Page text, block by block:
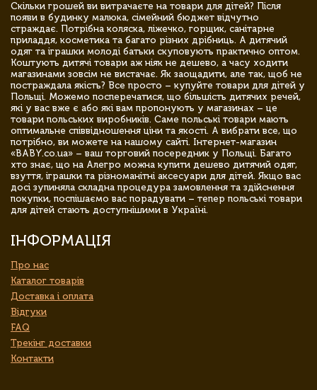
Скільки грошей ви витрачаєте на товари для дітей? Після
появи в будинку малюка, сімейний бюджет відчутно
страждає. Потрібна коляска, ліжечко, горщик, санітарне
приладдя, косметика та багато різних дрібниць. А дитячий
одяг та іграшки молоді батьки скуповують практично оптом.
Коштують дитячі товари аж ніяк не дешево, а часу ходити
магазинами зовсім не вистачає. Як заощадити, але так, щоб не
постраждала якість? Все просто – купуйте товари для дітей у
Польщі. Можемо посперечатися, що більшість дитячих речей,
які у вас вже є або які вам пропонують у магазинах – це
товари польських виробників. Саме польські товари мають
оптимальне співвідношення ціни та якості. А вибрати все, що
потрібно, ви можете на нашому сайті. Інтернет-магазин
«BABY.co.ua» – ваш торговий посередник у Польщі. Багато
хто знає, що на Алегро можна купити дешево дитячий одяг,
взуття, іграшки та різноманітні аксесуари для дітей. Якщо вас
досі зупиняла складна процедура замовлення та здійснення
покупки, поспішаємо вас порадувати – тепер польські товари
для дітей стають доступнішими в Україні.
ІНФОРМАЦІЯ
Про нас
Каталог товарів
Доставка і оплата
Відгуки
FAQ
Трекінг доставки
Контакти